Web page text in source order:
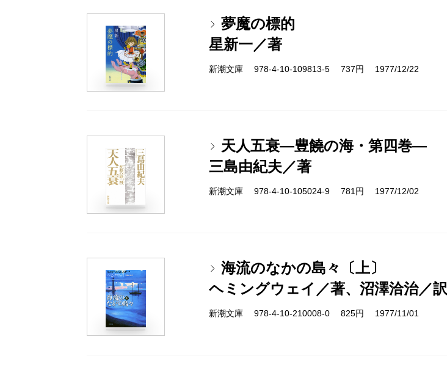
夢魔の標的
星新一／著
新潮文庫 978-4-10-109813-5 737円 1977/12/22
天人五衰―豊饒の海・第四巻―
三島由紀夫／著
新潮文庫 978-4-10-105024-9 781円 1977/12/02
海流のなかの島々〔上〕
ヘミングウェイ／著、沼澤洽治／訳
新潮文庫 978-4-10-210008-0 825円 1977/11/01